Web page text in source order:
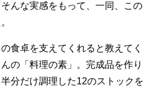
んな実感をもって、一同、この
食卓を支えてくれると教えてく
の「料理の素」。完成品を作り
分だけ調理した12のストックを